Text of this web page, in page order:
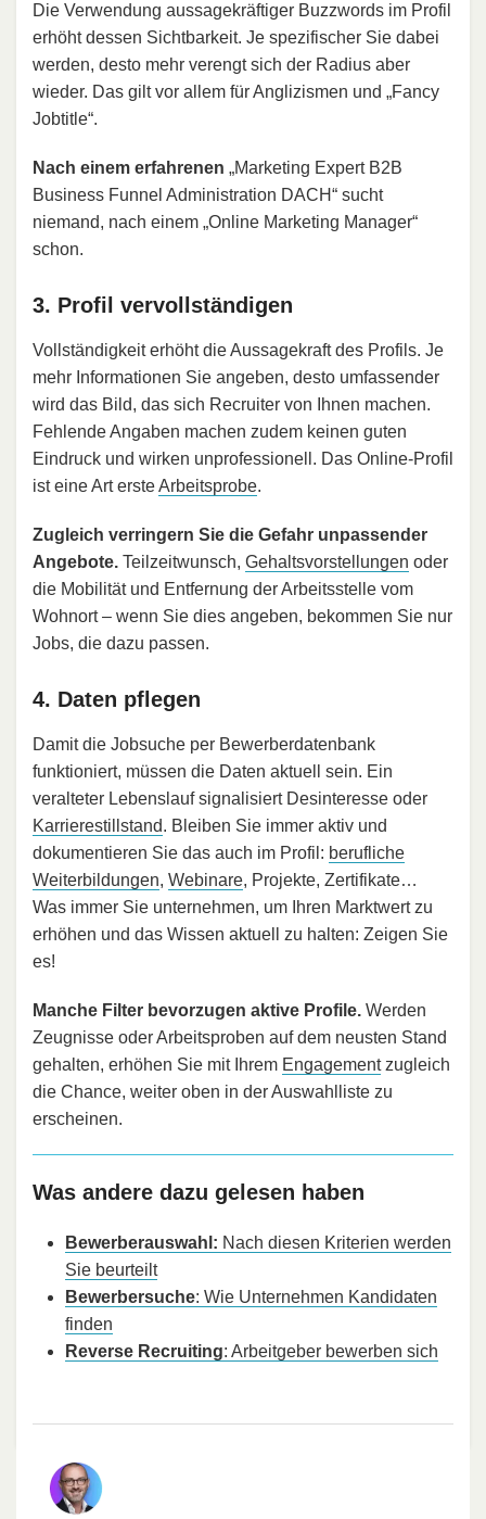
Die Verwendung aussagekräftiger Buzzwords im Profil
erhöht dessen Sichtbarkeit. Je spezifischer Sie dabei
werden, desto mehr verengt sich der Radius aber
wieder. Das gilt vor allem für Anglizismen und „Fancy
Jobtitle“.
Nach einem erfahrenen „Marketing Expert B2B
Business Funnel Administration DACH“ sucht
niemand, nach einem „Online Marketing Manager“
schon.
3. Profil vervollständigen
Vollständigkeit erhöht die Aussagekraft des Profils. Je
mehr Informationen Sie angeben, desto umfassender
wird das Bild, das sich Recruiter von Ihnen machen.
Fehlende Angaben machen zudem keinen guten
Eindruck und wirken unprofessionell. Das Online-Profil
ist eine Art ersteArbeitsprobe.
Zugleich verringern Sie die Gefahr unpassender
Angebote. Teilzeitwunsch, Gehaltsvorstellungen oder
die Mobilität und Entfernung der Arbeitsstelle vom
Wohnort – wenn Sie dies angeben, bekommen Sie nur
Jobs, die dazu passen.
4. Daten pflegen
Damit die Jobsuche per Bewerberdatenbank
funktioniert, müssen die Daten aktuell sein. Ein
veralteter Lebenslauf signalisiert Desinteresse oder
Karrierestillstand. Bleiben Sie immer aktiv und
dokumentieren Sie das auch im Profil: berufliche
Weiterbildungen, Webinare, Projekte, Zertifikate…
Was immer Sie unternehmen, um Ihren Marktwert zu
erhöhen und das Wissen aktuell zu halten: Zeigen Sie
es!
Manche Filter bevorzugen aktive Profile. Werden
Zeugnisse oder Arbeitsproben auf dem neusten Stand
gehalten, erhöhen Sie mit Ihrem Engagementzugleich
die Chance, weiter oben in der Auswahlliste zu
erscheinen.
Was andere dazu gelesen haben
Bewerberauswahl: Nach diesen Kriterien werden
Sie beurteilt
Bewerbersuche: Wie Unternehmen Kandidaten
finden
Reverse Recruiting: Arbeitgeber bewerben sich